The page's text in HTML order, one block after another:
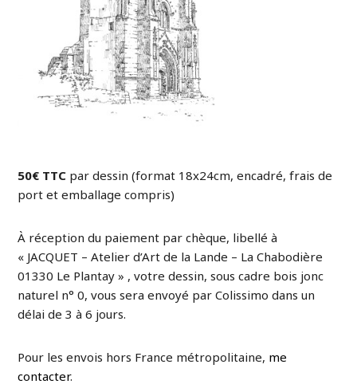
50€ TTC par dessin (format 18x24cm, encadré, frais de
port et emballage compris)
À réception du paiement par chèque, libellé à
« JACQUET – Atelier d’Art de la Lande – La Chabodière
01330 Le Plantay » , votre dessin, sous cadre bois jonc
naturel n° 0, vous sera envoyé par Colissimo dans un
délai de 3 à 6 jours.
Pour les envois hors France métropolitaine, me
contacter.